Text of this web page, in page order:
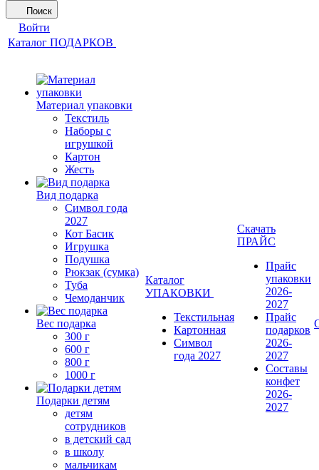
Поиск
Войти
Каталог ПОДАРКОВ
Материал упаковки
Текстиль
Наборы с
игрушкой
Картон
Жесть
Вид подарка
Символ года
2027
Кот Басик
Игрушка
Подушка
Рюкзак (сумка)
Туба
Чемоданчик
Вес подарка
300 г
600 г
800 г
1000 г
Подарки детям
детям
сотрудников
в детский сад
в школу
мальчикам
Каталог
УПАКОВКИ
Текстильная
Картонная
Символ
года 2027
Скачать
ПРАЙС
Прайс
упаковки
2026-
2027
Прайс
подарков
2026-
2027
Составы
конфет
2026-
2027